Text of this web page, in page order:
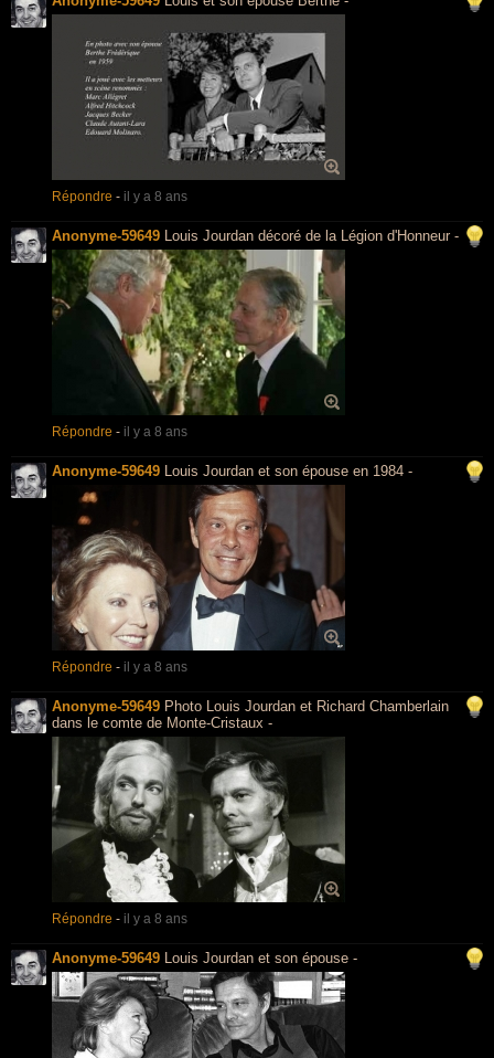
Répondre - il y a 8 ans
Anonyme-59649 Louis Jourdan décoré de la Légion d'Honneur -
Répondre - il y a 8 ans
Anonyme-59649 Louis Jourdan et son épouse en 1984 -
Répondre - il y a 8 ans
Anonyme-59649 Photo Louis Jourdan et Richard Chamberlain
dans le comte de Monte-Cristaux -
Répondre - il y a 8 ans
Anonyme-59649 Louis Jourdan et son épouse -